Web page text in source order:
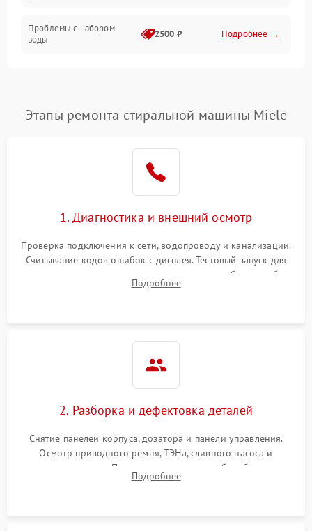
Проблемы с набором
воды
2500 ₽ Подробнее →
Замена платы управления Подробнее →
Этапы ремонта стиральной машины Miele
1. Диагностика и внешний осмотр
Проверка подключения к сети, водопроводу и канализации.
Считывание кодов ошибок с дисплея. Тестовый запуск для
выявления посторонних шумов, протечек или сбоев в работе
электронного модуля управления.
Подробнее
2. Разборка и дефектовка деталей
Снятие панелей корпуса, дозатора и панели управления.
Осмотр приводного ремня, ТЭНа, сливного насоса и
амортизаторов. Проверка подшипников барабана и
крестовины на износ, а манжеты люка на разрывы.
Подробнее